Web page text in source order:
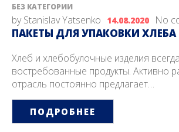
БЕЗ КАТЕГОРИИ
byStanislav Yatsenko 14.08.2020 No
ПАКЕТЫ ДЛЯ УПАКОВКИ ХЛЕБА
Хлеб и хлебобулочные изделия всегда
востребованные продукты. Активно
отрасль постоянно предлагает…
ПОДРОБНЕЕ